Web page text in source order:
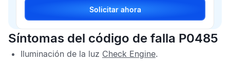
Solicitar ahora
Síntomas del código de falla P0485
Iluminación de la luz Check Engine.